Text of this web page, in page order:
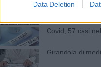
Data Deletion
Procedono
Covid, 57 casi
Girandola di